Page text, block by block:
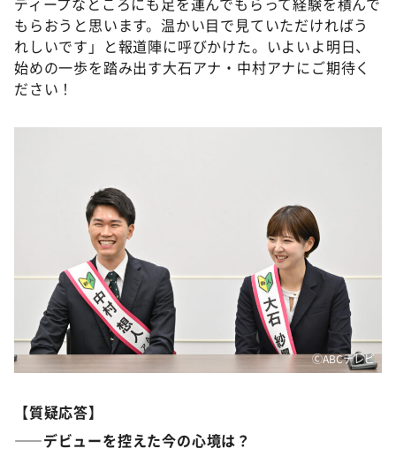
もらおうと思います。温かい目で見ていただければう
れしいです」と報道陣に呼びかけた。いよいよ明日、
始めの一歩を踏み出す大石アナ・中村アナにご期待く
ださい！
ⒸABCテレビ
【質疑応答】
――デビューを控えた今の心境は？